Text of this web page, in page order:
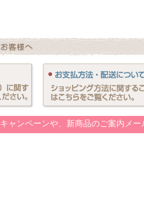
キャンペーンや、新商品のご案内メ